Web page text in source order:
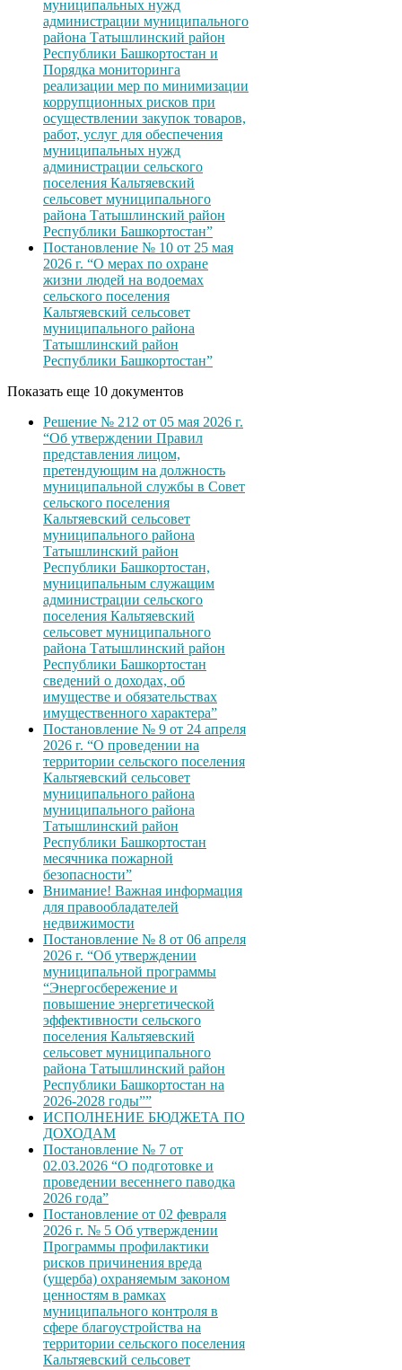
муниципальных нужд
администрации муниципального
района Татышлинский район
Республики Башкортостан и
Порядка мониторинга
реализации мер по минимизации
коррупционных рисков при
осуществлении закупок товаров,
работ, услуг для обеспечения
муниципальных нужд
администрации сельского
поселения Кальтяевский
сельсовет муниципального
района Татышлинский район
Республики Башкортостан”
Постановление № 10 от 25 мая
2026 г. “О мерах по охране
жизни людей на водоемах
сельского поселения
Кальтяевский сельсовет
муниципального района
Татышлинский район
Республики Башкортостан”
Показать еще 10 документов
Решение № 212 от 05 мая 2026 г.
“Об утверждении Правил
представления лицом,
претендующим на должность
муниципальной службы в Совет
сельского поселения
Кальтяевский сельсовет
муниципального района
Татышлинский район
Республики Башкортостан,
муниципальным служащим
администрации сельского
поселения Кальтяевский
сельсовет муниципального
района Татышлинский район
Республики Башкортостан
сведений о доходах, об
имуществе и обязательствах
имущественного характера”
Постановление № 9 от 24 апреля
2026 г. “О проведении на
территории сельского поселения
Кальтяевский сельсовет
муниципального района
муниципального района
Татышлинский район
Республики Башкортостан
месячника пожарной
безопасности”
Внимание! Важная информация
для правообладателей
недвижимости
Постановление № 8 от 06 апреля
2026 г. “Об утверждении
муниципальной программы
“Энергосбережение и
повышение энергетической
эффективности сельского
поселения Кальтяевский
сельсовет муниципального
района Татышлинский район
Республики Башкортостан на
2026-2028 годы””
ИСПОЛНЕНИЕ БЮДЖЕТА ПО
ДОХОДАМ
Постановление № 7 от
02.03.2026 “О подготовке и
проведении весеннего паводка
2026 года”
Постановление от 02 февраля
2026 г. № 5 Об утверждении
Программы профилактики
рисков причинения вреда
(ущерба) охраняемым законом
ценностям в рамках
муниципального контроля в
сфере благоустройства на
территории сельского поселения
Кальтяевский сельсовет